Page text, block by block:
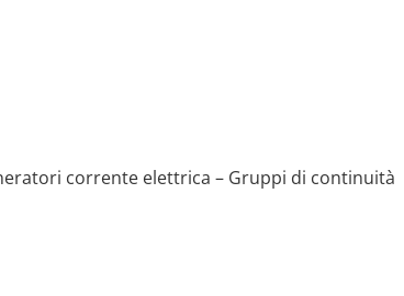
corrente elettrica – Gruppi di continuità